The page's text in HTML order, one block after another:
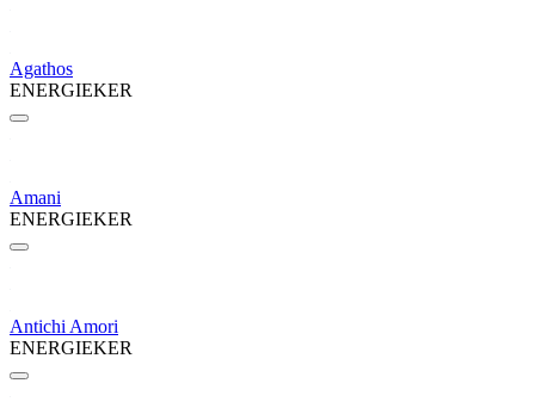
Agathos
ENERGIEKER
Amani
ENERGIEKER
Antichi Amori
ENERGIEKER